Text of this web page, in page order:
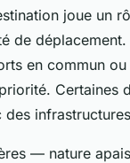
joue un
de
en commun
Certaines
— nature